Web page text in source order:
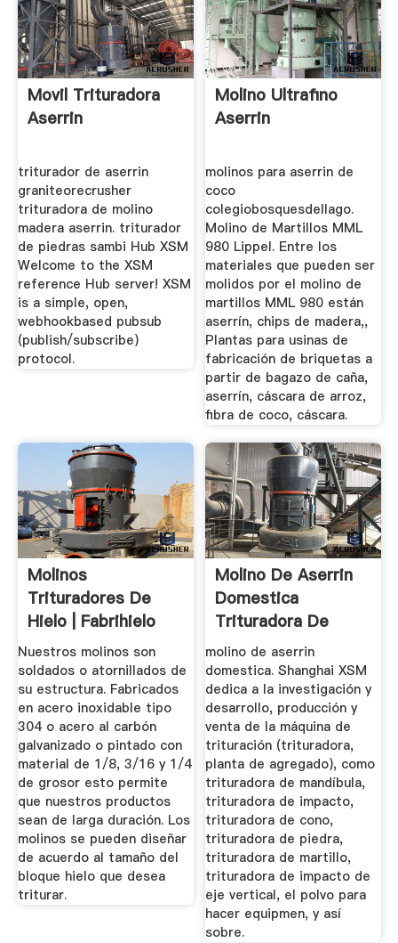
Movil Trituradora
Aserrin
triturador de aserrin
graniteorecrusher
trituradora de molino
madera aserrin. triturador
de piedras sambi Hub XSM
Welcome to the XSM
reference Hub server! XSM
is a simple, open,
webhookbased pubsub
(publish/subscribe)
protocol.
Molino Ultrafino
Aserrin
molinos para aserrin de
coco
colegiobosquesdellago.
Molino de Martillos MML
980 Lippel. Entre los
materiales que pueden ser
molidos por el molino de
martillos MML 980 están
aserrín, chips de madera,,
Plantas para usinas de
fabricación de briquetas a
partir de bagazo de caña,
aserrín, cáscara de arroz,
fibra de coco, cáscara.
Molinos
Trituradores De
Hielo | Fabrihielo
Nuestros molinos son
soldados o atornillados de
su estructura. Fabricados
en acero inoxidable tipo
304 o acero al carbón
galvanizado o pintado con
material de 1/8, 3/16 y 1/4
de grosor esto permite
que nuestros productos
sean de larga duración. Los
molinos se pueden diseñar
de acuerdo al tamaño del
bloque hielo que desea
triturar.
Molino De Aserrin
Domestica
Trituradora De
Cono
molino de aserrin
domestica. Shanghai XSM
dedica a la investigación y
desarrollo, producción y
venta de la máquina de
trituración (trituradora,
planta de agregado), como
trituradora de mandíbula,
trituradora de impacto,
trituradora de cono,
trituradora de piedra,
trituradora de martillo,
trituradora de impacto de
eje vertical, el polvo para
hacer equipmen, y así
sobre.